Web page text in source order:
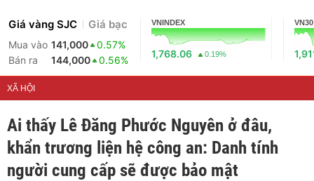
Giá vàng SJC Giá bạc
Mua vào 141,000
0.57%
Bán ra
144,000 0.56%
VNINDEX
1,768.06 0.19%
VN30
XÃ HỘI
Ai thấy Lê Đăng Phước Nguyên ở đâu,
khẩn trương liện hệ công an: Danh tính
người cung cấp sẽ được bảo mật